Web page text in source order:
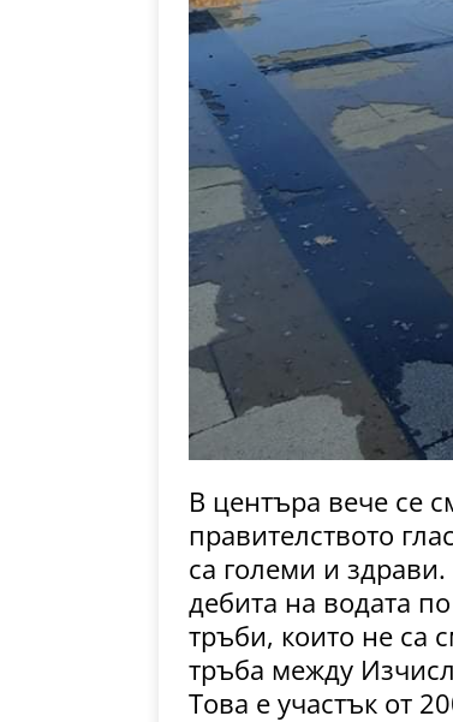
В центъра вече се
правителството
са големи и
дебита на водата
тръби, които не са
тръба между
Това е участък от